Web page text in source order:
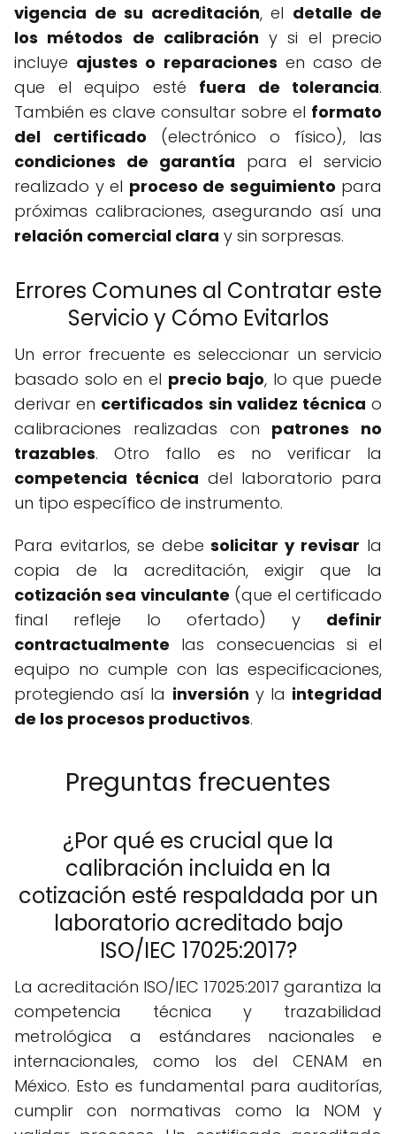
vigencia de su acreditación, el detalle de
los métodos de calibración y si el precio
incluye ajustes o reparaciones en caso de
que el equipo esté fuera de tolerancia.
También es clave consultar sobre el formato
del certificado (electrónico o físico), las
condiciones de garantía para el servicio
realizado y el proceso de seguimiento para
próximas calibraciones, asegurando así una
relación comercial clara y sin sorpresas.
Errores Comunes al Contratar este
Servicio y Cómo Evitarlos
Un error frecuente es seleccionar un servicio
basado solo en el precio bajo, lo que puede
derivar en certificados sin validez técnica o
calibraciones realizadas con patrones no
trazables. Otro fallo es no verificar la
competencia técnica del laboratorio para
un tipo específico de instrumento.
Para evitarlos, se debesolicitar y revisar la
copia de la acreditación, exigir que la
cotización sea vinculante (que el certificado
final refleje lo ofertado) y definir
contractualmente las consecuencias si el
equipo no cumple con las especificaciones,
protegiendo así la inversión y la integridad
de los procesos productivos.
Preguntas frecuentes
¿Por qué es crucial que la
calibración incluida en la
cotización esté respaldada por un
laboratorio acreditado bajo
ISO/IEC 17025:2017?
La acreditación ISO/IEC 17025:2017 garantiza la
competencia técnica y trazabilidad
metrológica a estándares nacionales e
internacionales, como los del CENAM en
México. Esto es fundamental para auditorías,
cumplir con normativas como la NOM y